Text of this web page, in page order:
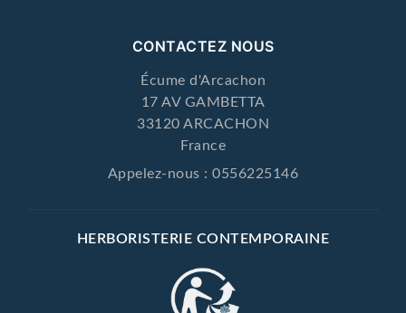
CONTACTEZ NOUS
Écume d'Arcachon
17 AV GAMBETTA
33120 ARCACHON
France
Appelez-nous :0556225146
HERBORISTERIE CONTEMPORAINE